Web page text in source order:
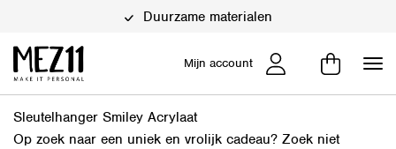
Duurzame materialen
Mijn account
Sleutelhanger Smiley Acrylaat
Op zoek naar een uniek en vrolijk cadeau? Zoek niet